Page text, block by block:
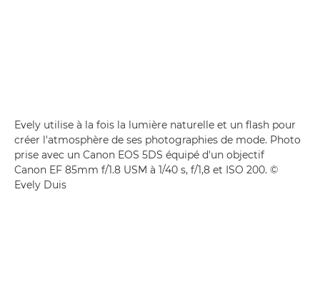
Evely utilise à la fois la lumière naturelle et un flash pour
créer l'atmosphère de ses photographies de mode. Photo
prise avec un Canon EOS 5DS équipé d'un objectif
Canon EF 85mm f/1.8 USM à 1/40 s, f/1,8 et ISO 200. ©
Evely Duis